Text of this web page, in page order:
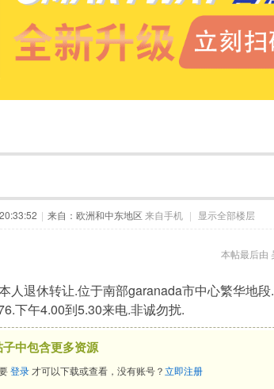
| 来自：欧洲和中东地区 来自手机 | 显示全部楼层
本帖最后由
人退休转让.位于南部garanada市中心繁华地
下午4.00到5.30来电.非诚勿扰.
中包含更多资源
登录 才可以下载或查看，没有账号？立即注册